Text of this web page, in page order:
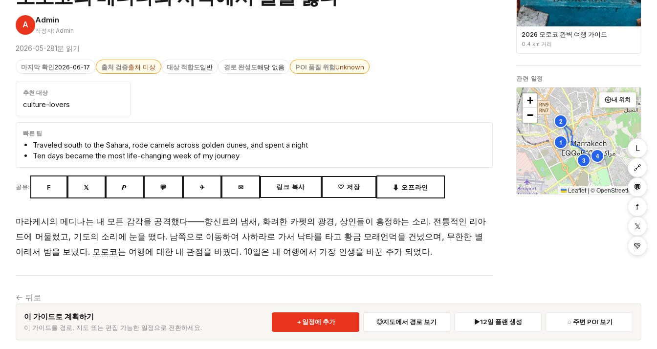
A Admin
작성자: Admin
2026-05-281분 읽기
마지막 확인2026-06-17 출처 검증출처 미상 대상 적합도일반 경로 완성도해당 없음 POI 품질 위험Unknown
추천 대상
culture-lovers
빠른 팁
Traveled south to the Sahara, rode camels across golden dunes, and spent a night
Ten days became the most life-changing week of my journey
공유: F 𝕏 𝙋 💬 ✈ ✉ 링크 복사 ♡ 저장 ⬇ 오프라인
마라케시의 메디나는 내 모든 감각을 공격했다——향신료의 냄새, 화려한 카펫의 광경, 상인들이 흥정하는 소리. 전통적인 리아
드에 머물렀고, 기도의 소리에 눈을 떴다. 남쪽으로 이동하여 사하라로 가서 낙타를 타고 황금 모래언덕을 건넜으며, 무한한 별
아래서 밤을 보냈다. 모로코는 여행에 대한 내 관점을 바꿨다. 10일은 내 여행에서 가장 인생을 바꾼 주가 되었다.
← 뒤로
2026 모로코 완벽 여행 가이드
0.4 km 거리
관련 일정
1
2
3 4
+
−
내 위치
Leaflet|©OpenStreetMap
이 가이드로 계획하기
이 가이드를 경로, 지도 또는 편집 가능한 일정으로 전환하세요.
일정에 추가 지도에서 경로 보기 12일 플랜 생성 주변 POI 보기
L
🔗
💬
f
𝕏
💚